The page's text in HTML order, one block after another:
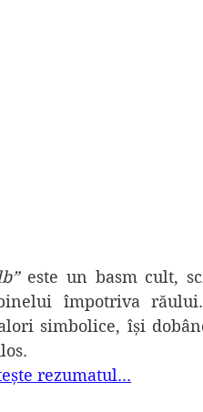
este un basm cult,
împotriva
simbolice, își
rezumatul...